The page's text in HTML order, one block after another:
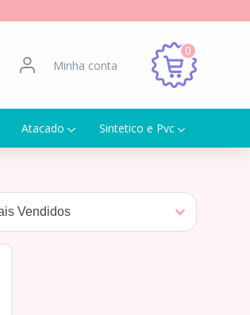
Minha conta
0
Atacado Sintetico e Pvc